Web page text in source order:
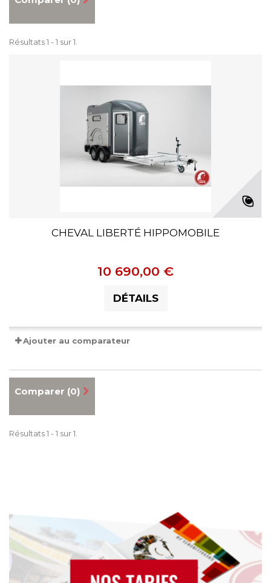
Résultats 1 - 1 sur 1.
CHEVAL LIBERTÉ HIPPOMOBILE
10 690,00 €
DÉTAILS
Ajouter au comparateur
Comparer (0)
Résultats 1 - 1 sur 1.